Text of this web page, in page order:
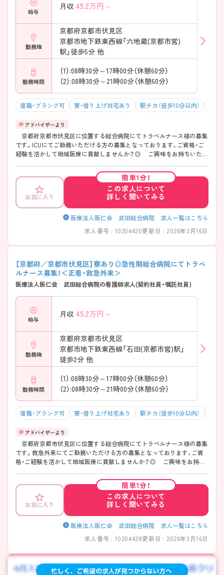
給与
月収 45.2万円～
勤務地
京都府京都市伏見区
京都市地下鉄東西線「六地蔵(京都市営)
駅」徒歩5分 他
勤務時間
（1）:08時30分～17時00分（休憩60分）
（2）:08時30分～21時00分（休憩60分）
復職・ブランク可 寮・借り上げ社宅あり 駅チカ（徒歩10分以内）
京都府京都市伏見区に位置する総合病院にてトラベルナース様の募集
です。ICUにてご勤務いただける方の募集となっております、ご資格・ご
経験を活かして地域医療に貢献しませんか？◎ ご興味をお持ちいただ
お気に入り
簡単1分！
この求人について
詳しく聞いてみる
医療法人医仁会 武田総合病院 求人一覧はこちら
求人番号 : 10204420更新日 : 2026年3月16日
【京都府／京都市伏見区】寮あり◎急性期総合病院にてトラベ
ルナース募集！＜正看・救急外来＞
医療法人医仁会 武田総合病院の看護師求人(契約社員・嘱託社員)
給与
月収 45.2万円～
勤務地
京都府京都市伏見区
京都市地下鉄東西線「石田(京都市営)駅」
徒歩2分 他
勤務時間
（1）:08時30分～17時00分（休憩60分）
（2）:08時30分～21時00分（休憩60分）
復職・ブランク可 寮・借り上げ社宅あり 駅チカ（徒歩10分以内）
京都府京都市伏見区に位置する総合病院にてトラベルナース様の募集
です。救急外来にてご勤務いただける方の募集となっております、ご資
格・ご経験を活かして地域医療に貢献しませんか？◎ ご興味をお持ち
お気に入り
簡単1分！
この求人について
詳しく聞いてみる
医療法人医仁会 武田総合病院 求人一覧はこちら
求人番号 : 10204428更新日 : 2026年3月16日